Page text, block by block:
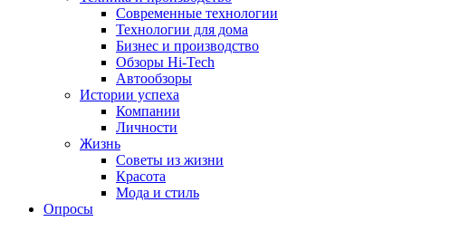
Современные технологии
Технологии для дома
Бизнес и производство
Обзоры Hi-Tech
Автообзоры
Истории успеха
Компании
Личности
Жизнь
Советы из жизни
Красота
Мода и стиль
Опросы